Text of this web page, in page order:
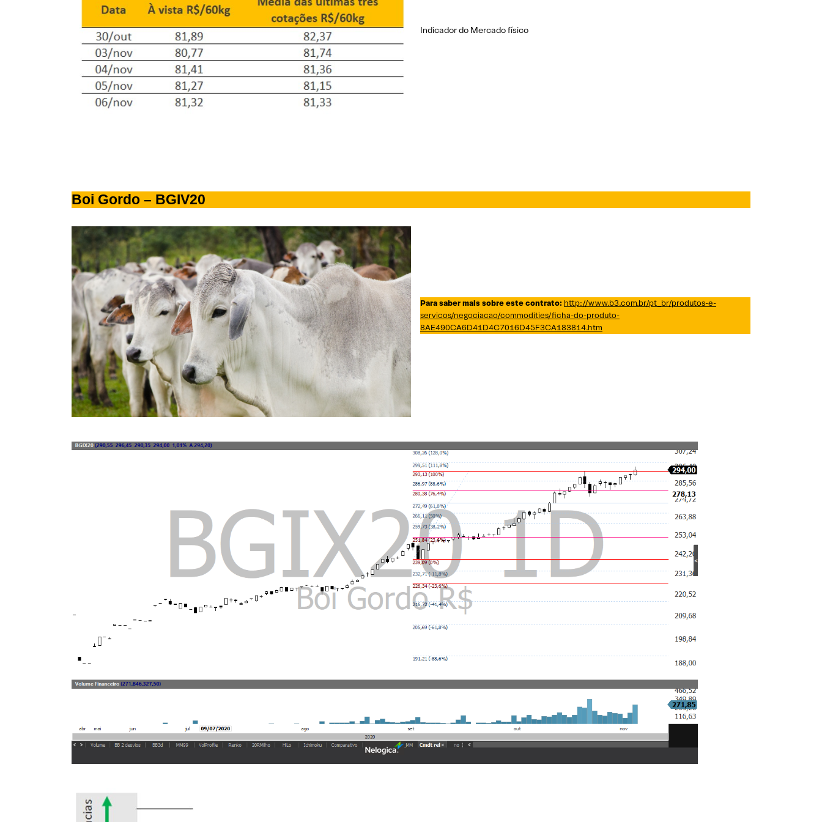
Indicador do Mercado físico
Boi Gordo – BGIV20
Para saber mais sobre este contrato: http://www.b3.com.br/pt_br/produtos-e-
servicos/negociacao/commodities/ficha-do-produto-
8AE490CA6D41D4C7016D45F3CA183814.htm